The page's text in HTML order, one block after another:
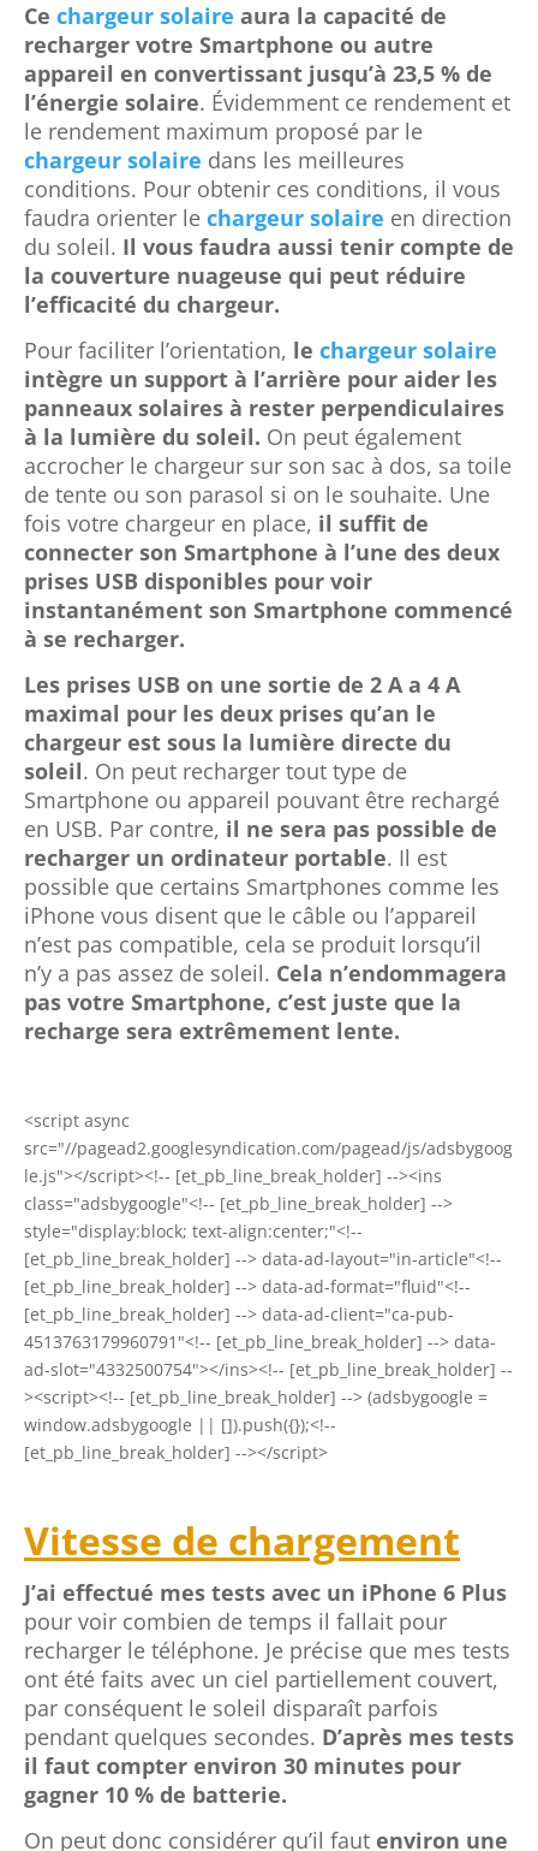
Ce chargeur solaire aura la capacité de
recharger votre Smartphone ou autre
appareil en convertissant jusqu’à 23,5 % de
l’énergie solaire. Évidemment ce rendement et
le rendement maximum proposé par le
chargeur solaire dans les meilleures
conditions. Pour obtenir ces conditions, il vous
faudra orienter le chargeur solaire en direction
du soleil. Il vous faudra aussi tenir compte de
la couverture nuageuse qui peut réduire
l’efficacité du chargeur.
Pour faciliter l’orientation, le chargeur solaire
intègre un support à l’arrière pour aider les
panneaux solaires à rester perpendiculaires
à la lumière du soleil. On peut également
accrocher le chargeur sur son sac à dos, sa toile
de tente ou son parasol si on le souhaite. Une
fois votre chargeur en place, il suffit de
connecter son Smartphone à l’une des deux
prises USB disponibles pour voir
instantanément son Smartphone commencé
à se recharger.
Les prises USB on une sortie de 2 A a 4 A
maximal pour les deux prises qu’an le
chargeur est sous la lumière directe du
soleil. On peut recharger tout type de
Smartphone ou appareil pouvant être rechargé
en USB. Par contre, il ne sera pas possible de
recharger un ordinateur portable. Il est
possible que certains Smartphones comme les
iPhone vous disent que le câble ou l’appareil
n’est pas compatible, cela se produit lorsqu’il
n’y a pas assez de soleil. Cela n’endommagera
pas votre Smartphone, c’est juste que la
recharge sera extrêmement lente.
<script async
src="//pagead2.googlesyndication.com/pagead/js/adsbygoog
le.js"></script><!-- [et_pb_line_break_holder] --><ins
class="adsbygoogle"<!-- [et_pb_line_break_holder] -->
style="display:block; text-align:center;"<!--
[et_pb_line_break_holder] --> data-ad-layout="in-article"<!--
[et_pb_line_break_holder] --> data-ad-format="fluid"<!--
[et_pb_line_break_holder] --> data-ad-client="ca-pub-
4513763179960791"<!-- [et_pb_line_break_holder] --> data-
ad-slot="4332500754"></ins><!-- [et_pb_line_break_holder] --
><script><!-- [et_pb_line_break_holder] --> (adsbygoogle =
window.adsbygoogle || []).push({});<!--
[et_pb_line_break_holder] --></script>
Vitesse de chargement
J’ai effectué mes tests avec un iPhone 6 Plus
pour voir combien de temps il fallait pour
recharger le téléphone. Je précise que mes tests
ont été faits avec un ciel partiellement couvert,
par conséquent le soleil disparaît parfois
pendant quelques secondes. D’après mes tests
il faut compter environ 30 minutes pour
gagner 10 % de batterie.
On peut donc considérer qu’il faut environ une